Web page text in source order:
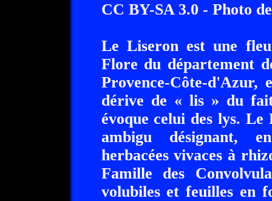
CC BY-SA 3.0 - Photo
Le Liseron est une
Flore du département
Provence-Côte-d'Azur,
dérive de « lis » du
évoque celui des lys.
ambigu désignant,
herbacées vivaces à
Famille des
volubiles et feuilles en